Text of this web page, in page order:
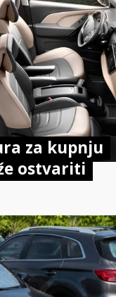
za kupnju
ostvariti